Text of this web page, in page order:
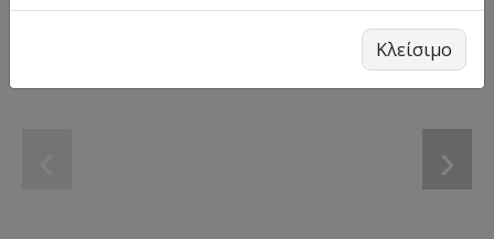
›
Κλείσιμο